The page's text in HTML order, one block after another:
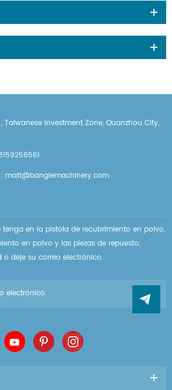
Taiwanese Investment Zone, Quanzhou City,
matt@banglemachinery.com
en la pistola de recubrimiento en polvo,
en polvo y las piezas de repuesto,
deje su correo electrónico.